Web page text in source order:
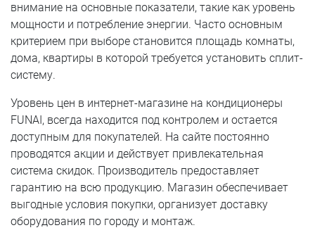
внимание на основные показатели, такие как уровень
мощности и потребление энергии. Часто основным
критерием при выборе становится площадь комнаты,
дома, квартиры в которой требуется установить сплит-
систему.
Уровень цен в интернет-магазине на кондиционеры
FUNAI, всегда находится под контролем и остается
доступным для покупателей. На сайте постоянно
проводятся акции и действует привлекательная
система скидок. Производитель предоставляет
гарантию на всю продукцию. Магазин обеспечивает
выгодные условия покупки, организует доставку
оборудования по городу и монтаж.